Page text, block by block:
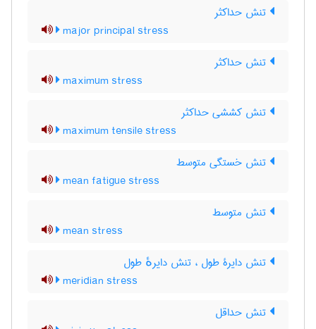
تنش حداکثر
major principal stress
تنش حداکثر
maximum stress
تنش کششی حداکثر
maximum tensile stress
تنش خستگی متوسط
mean fatigue stress
تنش متوسط
mean stress
تنش دایرۀ طول ، تنش دایرهٔ طول
meridian stress
تنش حداقل